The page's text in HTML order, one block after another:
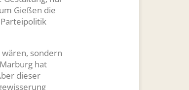
Gießen die
sondern
hat
dieser